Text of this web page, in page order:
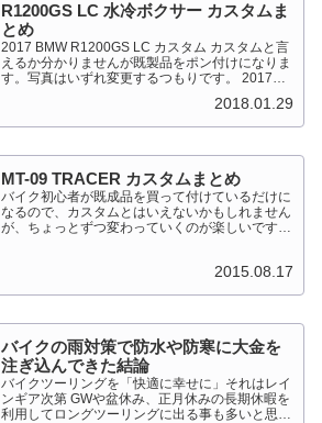
R1200GS LC 水冷ボクサー カスタムま
とめ
2017 BMW R1200GS LC カスタム カスタムと言
えるか分かりませんが既製品をポン付けになりま
す。写真はいずれ変更するつもりです。 2017
2018.01.29
MT-09 TRACER カスタムまとめ
バイク初心者が既成品を買って付けているだけに
なるので、カスタムとはいえないかもしれません
が、ちょっとずつ変わっていくのが楽しいです。
2015.08.17
バイクの雨対策で防水や防寒に大金を
注ぎ込んできた結論
バイクツーリングを「快適に幸せに」それはレイ
ンギア次第 GWや盆休み、正月休みの長期休暇を
利用してロングツーリングに出る事も多いと思い